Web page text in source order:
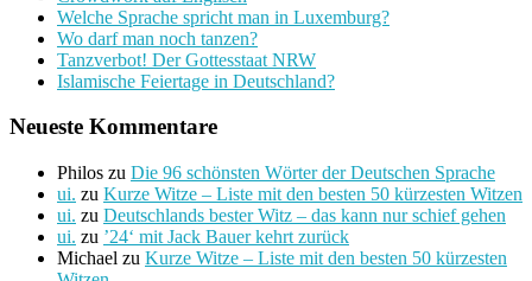
Welche Sprache spricht man in Luxemburg?
Wo darf man noch tanzen?
Tanzverbot! Der Gottesstaat NRW
Islamische Feiertage in Deutschland?
Neueste Kommentare
Philos zu Die 96 schönsten Wörter der Deutschen Sprache
ui. zu Kurze Witze – Liste mit den besten 50 kürzesten Witzen
ui. zu Deutschlands bester Witz – das kann nur schief gehen
ui. zu ’24‘ mit Jack Bauer kehrt zurück
Michael zu Kurze Witze – Liste mit den besten 50 kürzesten